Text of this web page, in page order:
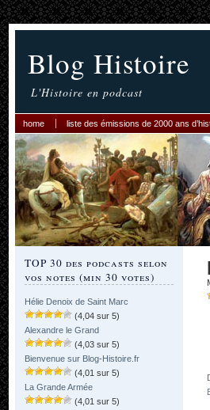
Blog Histoire
L'Histoire en podcast
home liste des émissions de 2000 ans
TOP 30 des podcasts selon
vos notes (min 30 votes)
Hélie Denoix de Saint Marc
(4,04 sur 5)
Alexandre le Grand
(4,03 sur 5)
Bienvenue sur Blog-Histoire.fr
(4,01 sur 5)
La Grande Armée
(4,01 sur 5)